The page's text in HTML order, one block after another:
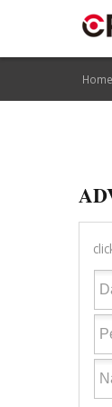
Home